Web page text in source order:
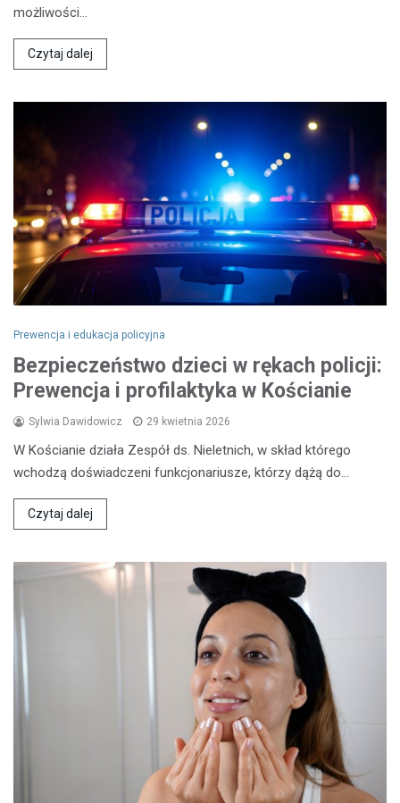
możliwości…
Czytaj dalej
Prewencja i edukacja policyjna
Bezpieczeństwo dzieci w rękach policji:
Prewencja i profilaktyka w Kościanie
Sylwia Dawidowicz 29 kwietnia 2026
W Kościanie działa Zespół ds. Nieletnich, w skład którego
wchodzą doświadczeni funkcjonariusze, którzy dążą do…
Czytaj dalej